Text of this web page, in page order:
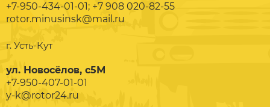
+7-950-434-01-01; +7 908 020-82-55
rotor.minusinsk@mail.ru
г. Усть-Кут
ул. Новосёлов, с5М
+7-950-407-01-01
y-k@rotor24.ru